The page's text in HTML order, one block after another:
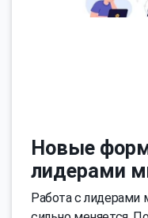
Новые
лидерами
Работа с лидерами